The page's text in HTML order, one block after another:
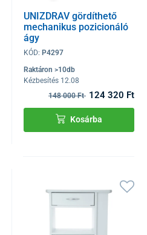
UNIZDRAV gördíthető
mechanikus pozicionáló
ágy
KÓD:P4297
Raktáron >10db
Kézbesítés 12.08
148 000 Ft 124 320 Ft
Kosárba